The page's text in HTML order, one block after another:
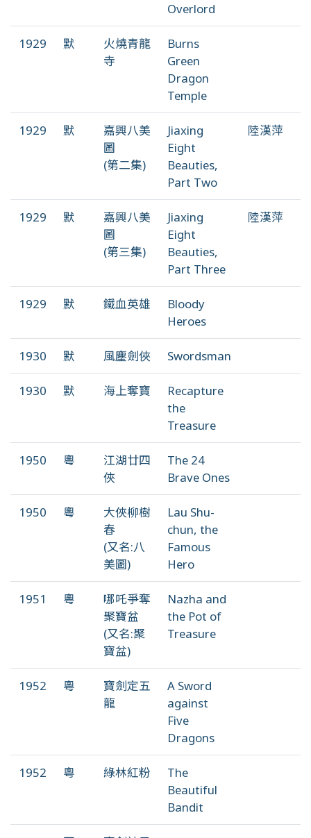
Overlord
1929 默
火燒青龍
寺
Burns
Green
Dragon
Temple
1929 默
嘉興八美
圖
(第二集)
Jiaxing
Eight
Beauties,
Part Two
陸漢萍
1929 默
嘉興八美
圖
(第三集)
Jiaxing
Eight
Beauties,
Part Three
陸漢萍
1929 默 鐵血英雄
Bloody
Heroes
1930 默 風塵劍俠 Swordsman
1930 默 海上奪寶
Recapture
the
Treasure
1950 粵
江湖廿四
俠
The 24
Brave Ones
1950 粵
大俠柳樹
春
(又名:八
美圖)
Lau Shu-
chun, the
Famous
Hero
1951 粵
哪吒爭奪
聚寶盆
(又名:聚
寶盆)
Nazha and
the Pot of
Treasure
1952 粵
寶劍定五
龍
A Sword
against
Five
Dragons
1952 粵 綠林紅粉
The
Beautiful
Bandit